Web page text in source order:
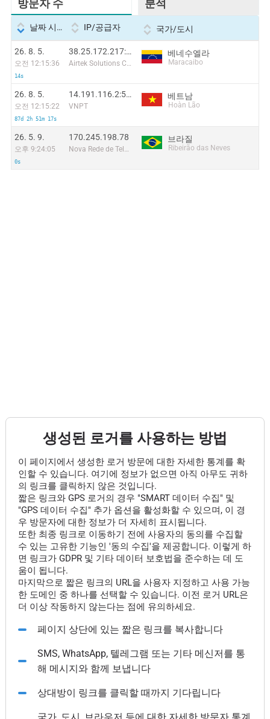
방문자 수 분석
날짜 시간 IP/공급자 국가/도시
26. 8. 5.
오전 12:15:36
14s
38.25.172.217:55594
Airtek Solutions C.A.
베네수엘라
Maracaibo
26. 8. 5.
오전 12:15:22
87d 2h 51m 17s
14.191.116.2:5504
VNPT
베트남
Hoàn Lão
26. 5. 9.
오후 9:24:05
0s
170.245.198.78
Nova Rede de Telecomunicações Ltda
브라질
Ribeirão das Neves
생성된 로거를 사용하는 방법
이 페이지에서 생성한 로거 방문에 대한 자세한 통계를 확
인할 수 있습니다. 여기에 정보가 없으면 아직 아무도 귀하
의 링크를 클릭하지 않은 것입니다.
짧은 링크와 GPS 로거의 경우 "SMART 데이터 수집" 및
"GPS 데이터 수집" 추가 옵션을 활성화할 수 있으며, 이 경
우 방문자에 대한 정보가 더 자세히 표시됩니다.
또한 최종 링크로 이동하기 전에 사용자의 동의를 수집할
수 있는 고유한 기능인 '동의 수집'을 제공합니다. 이렇게 하
면 링크가 GDPR 및 기타 데이터 보호법을 준수하는 데 도
움이 됩니다.
마지막으로 짧은 링크의 URL을 사용자 지정하고 사용 가능
한 도메인 중 하나를 선택할 수 있습니다. 이전 로거 URL은
더 이상 작동하지 않는다는 점에 유의하세요.
페이지 상단에 있는 짧은 링크를 복사합니다
SMS, WhatsApp, 텔레그램 또는 기타 메신저를 통
해 메시지와 함께 보냅니다
상대방이 링크를 클릭할 때까지 기다립니다